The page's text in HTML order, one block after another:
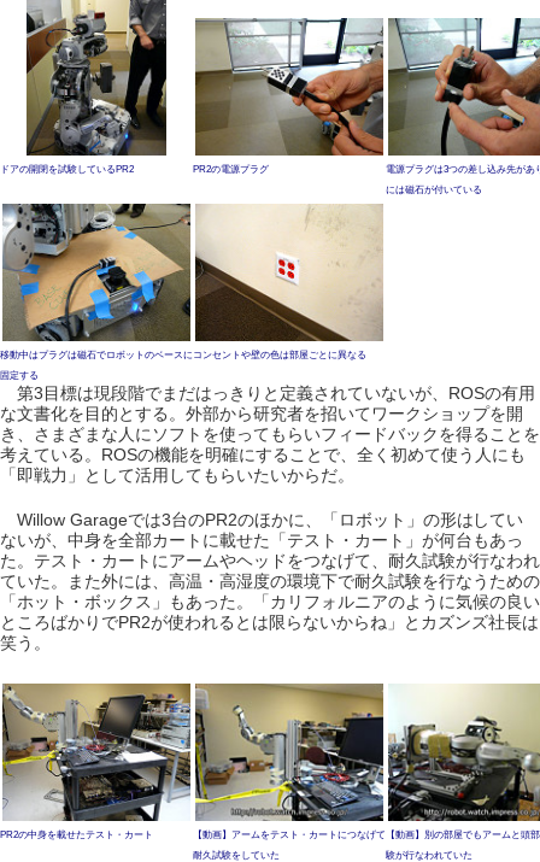
ドアの開閉を試験しているPR2 PR2の電源プラグ
電源プラグは3つの差し込み先があ
には磁石が付いている
移動中はプラグは磁石でロボットのベースに
固定する
コンセントや壁の色は部屋ごとに異なる
第3目標は現段階でまだはっきりと定義されていないが、ROSの有用
な文書化を目的とする。外部から研究者を招いてワークショップを開
き、さまざまな人にソフトを使ってもらいフィードバックを得ることを
考えている。ROSの機能を明確にすることで、全く初めて使う人にも
「即戦力」として活用してもらいたいからだ。
Willow Garageでは3台のPR2のほかに、「ロボット」の形はしてい
ないが、中身を全部カートに載せた「テスト・カート」が何台もあっ
た。テスト・カートにアームやヘッドをつなげて、耐久試験が行なわれ
ていた。また外には、高温・高湿度の環境下で耐久試験を行なうための
「ホット・ボックス」もあった。「カリフォルニアのように気候の良い
ところばかりでPR2が使われるとは限らないからね」とカズンズ社長は
笑う。
PR2の中身を載せたテスト・カート
【動画】アームをテスト・カートにつなげて
耐久試験をしていた
【動画】別の部屋でもアームと頭
験が行なわれていた